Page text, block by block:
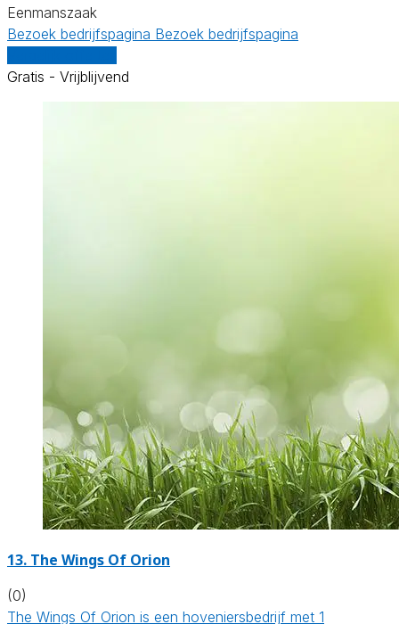
Eenmanszaak
Bezoek bedrijfspagina Bezoek bedrijfspagina
Gratis - Vrijblijvend
13. The Wings Of Orion
(0)
The Wings Of Orion is een hoveniersbedrijf met 1